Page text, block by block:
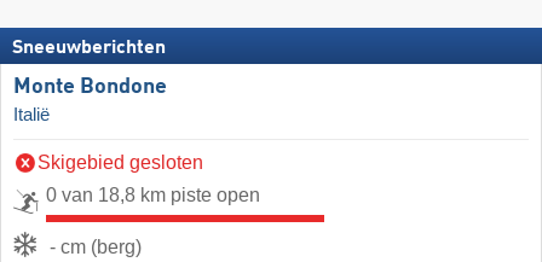
Sneeuwberichten
Monte Bondone
Italië
Skigebied gesloten
0 van 18,8 km piste open
- cm (berg)